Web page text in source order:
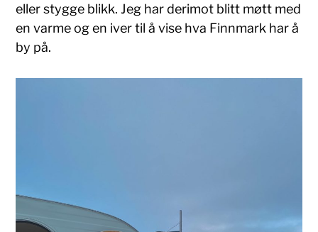
eller stygge blikk. Jeg har derimot blitt møtt med
en varme og en iver til å vise hva Finnmark har å
by på.